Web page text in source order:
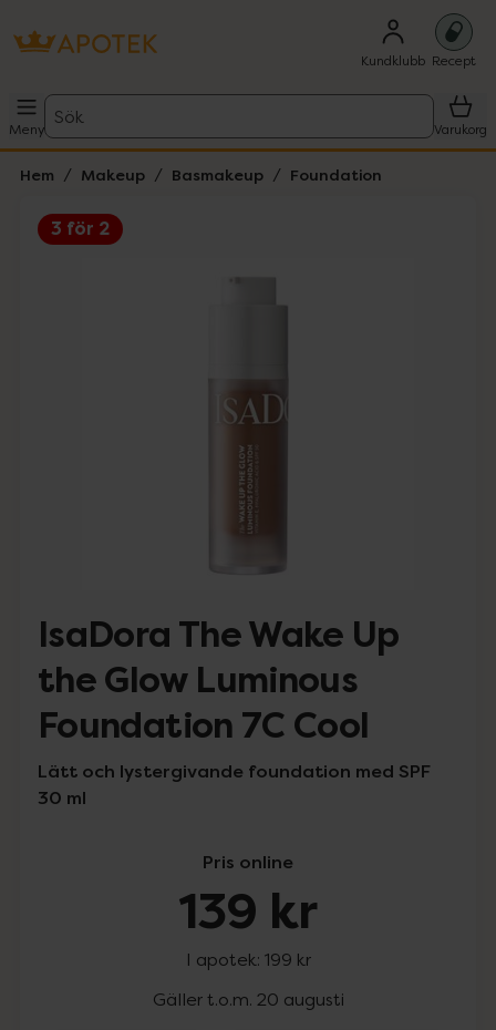
Kundklubb Recept
Meny
Sök
Varukorg
Hem Makeup Basmakeup Foundation
3 för 2
IsaDora The Wake Up
the Glow Luminous
Foundation 7C Cool
Lätt och lystergivande foundation med SPF
30 ml
Pris online
139 kr
I apotek: 199 kr
Gäller t.o.m. 20 augusti